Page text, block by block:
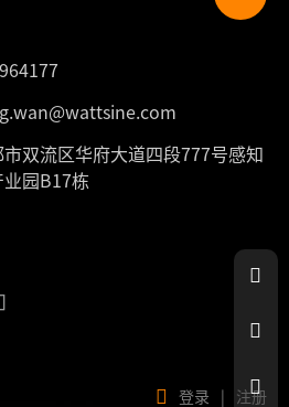
双流区华府大道四段777号感知
园B17栋
登录 | 注册